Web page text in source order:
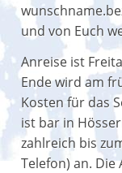
und von Euch
Anreise ist
Ende wird am
Kosten für das
ist bar in
zahlreich bis
Telefon) an.